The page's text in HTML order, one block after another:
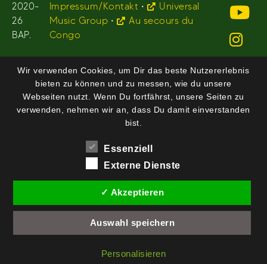
2020-
26
BAP.
Impressum/Kontakt •
Universal
Music Group •
Au secours du
Congo
Wir verwenden Cookies, um Dir das beste Nutzererlebnis
bieten zu können und zu messen, wie du unsere
Webseiten nutzt. Wenn Du fortfährst, unsere Seiten zu
verwenden, nehmen wir an, dass Du damit einverstanden
bist.
Essenziell
Externe Dienste
✓ Akzeptieren
Auswahl speichern
Personalisieren